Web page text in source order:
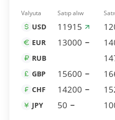
Valyuta Satıp alıw
USD 11915
EUR 13000
RUB
GBP 15600
CHF 14200
JPY 50